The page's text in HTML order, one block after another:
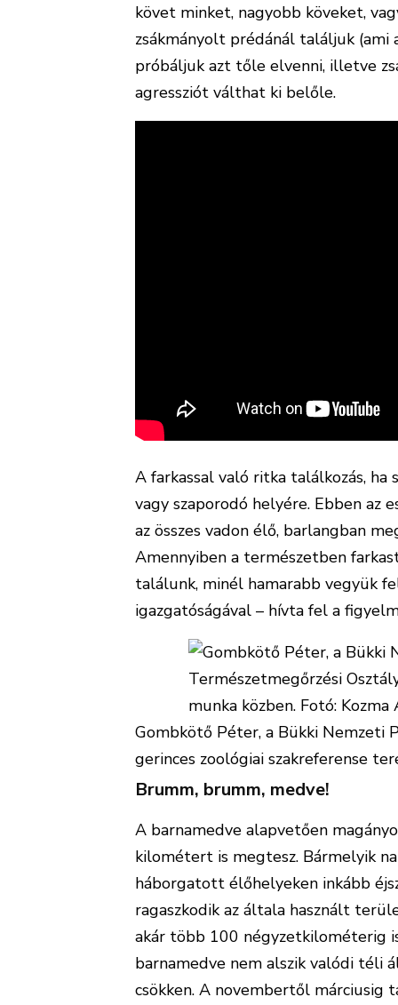
követ minket, nagyobb köveket,
zsákmányolt prédánál találjuk
próbáljuk azt tőle elvenni, illetve
agressziót válthat ki belőle.
A farkassal való ritka találkozás,
vagy szaporodó helyére. Ebben az
az összes vadon élő, barlangban
Amennyiben a természetben
találunk, minél hamarabb vegyük
igazgatóságával – hívta fel a
Gombkötő Péter, a Bükki Nemzeti
gerinces zoológiai szakreferense
Brumm, brumm, medve!
A barnamedve alapvetően
kilométert is megtesz. Bármelyik
háborgatott élőhelyeken inkább
ragaszkodik az általa használt
akár több 100 négyzetkilométerig
barnamedve nem alszik valódi téli
csökken. A novembertől márciusig